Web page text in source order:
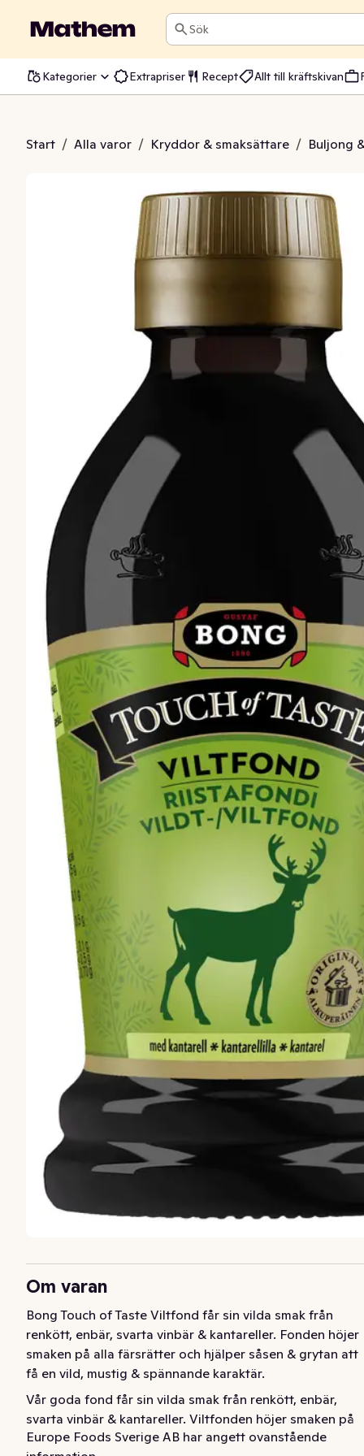
Sök
Kategorier Extrapriser Recept Allt till kräftskivan
Start / Alla varor / Kryddor & smaksättare / Buljong
Om varan
Bong Touch of Taste Viltfond får sin vilda smak från
renkött, enbär, svarta vinbär & kantareller. Fonden höjer
smaken på alla färsrätter och hjälper såsen & grytan att
få en vild, mustig & spännande karaktär.
Vår goda fond får sin vilda smak från renkött, enbär,
svarta vinbär & kantareller. Viltfonden höjer smaken på
alla färsrätter och hjälper såsen & grytan att få en vild,
Europe Foods Sverige AB har angett ovanstående